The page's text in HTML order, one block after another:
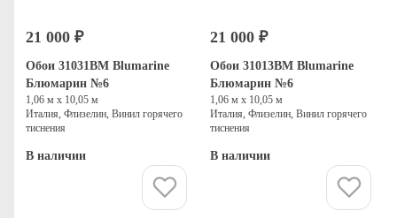
21 000 ₽
Обои 31031BM Blumarine
Блюмарин №6
1,06 м х 10,05 м
Италия, Флизелин, Винил горячего
тиснения
В наличии
21 000 ₽
Обои 31013BM Blumarine
Блюмарин №6
1,06 м х 10,05 м
Италия, Флизелин, Винил горячего
тиснения
В наличии